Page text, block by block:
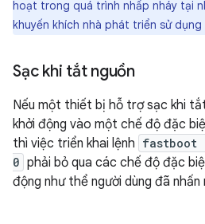
hoạt trong quá trình nhấp nháy tại
khuyến khích nhà phát triển sử dụng
Sạc khi tắt nguồn
Nếu một thiết bị hỗ trợ sạc khi
khởi động vào một chế độ đặc
thì việc triển khai lệnh fastboot
0 phải bỏ qua các chế độ đặc
động như thể người dùng đã nhấn